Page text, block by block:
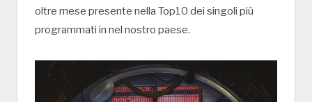
oltre mese presente nella Top10 dei singoli più
programmati in nel nostro paese.